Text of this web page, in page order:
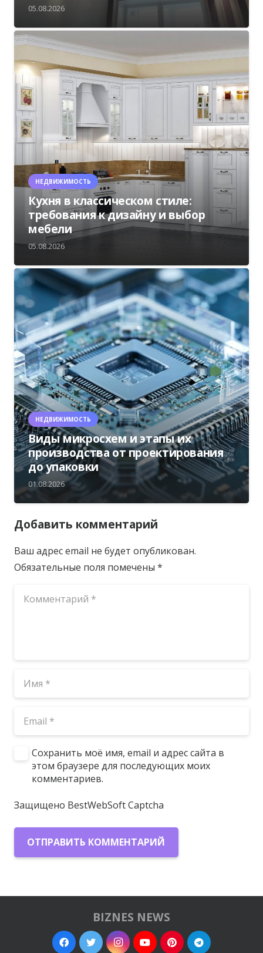
05.08.2026
НЕДВИЖИМОСТЬ
Кухня в классическом стиле:
требования к дизайну и выбор
мебели
05.08.2026
НЕДВИЖИМОСТЬ
Виды микросхем и этапы их
производства от проектирования
до упаковки
01.08.2026
Добавить комментарий
Ваш адрес email не будет опубликован.
Обязательные поля помечены *
Сохранить моё имя, email и адрес сайта в
этом браузере для последующих моих
комментариев.
Защищено BestWebSoft Captcha
ОТПРАВИТЬ КОММЕНТАРИЙ
BIZNES NEWS